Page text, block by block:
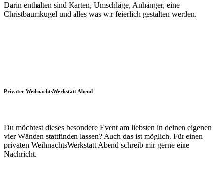
Darin enthalten sind Karten, Umschläge, Anhänger, eine
Christbaumkugel und alles was wir feierlich gestalten werden.
Privater WeihnachtsWerkstatt Abend
Du möchtest dieses besondere Event am liebsten in deinen eigenen
vier Wänden stattfinden lassen? Auch das ist möglich. Für einen
privaten WeihnachtsWerkstatt Abend schreib mir gerne eine
Nachricht.